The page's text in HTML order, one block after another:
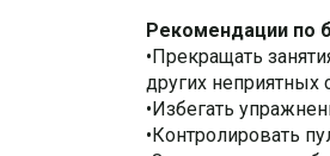
Рекомендации по
•Прекращать
других неприятных
•Избегать
•Контролировать